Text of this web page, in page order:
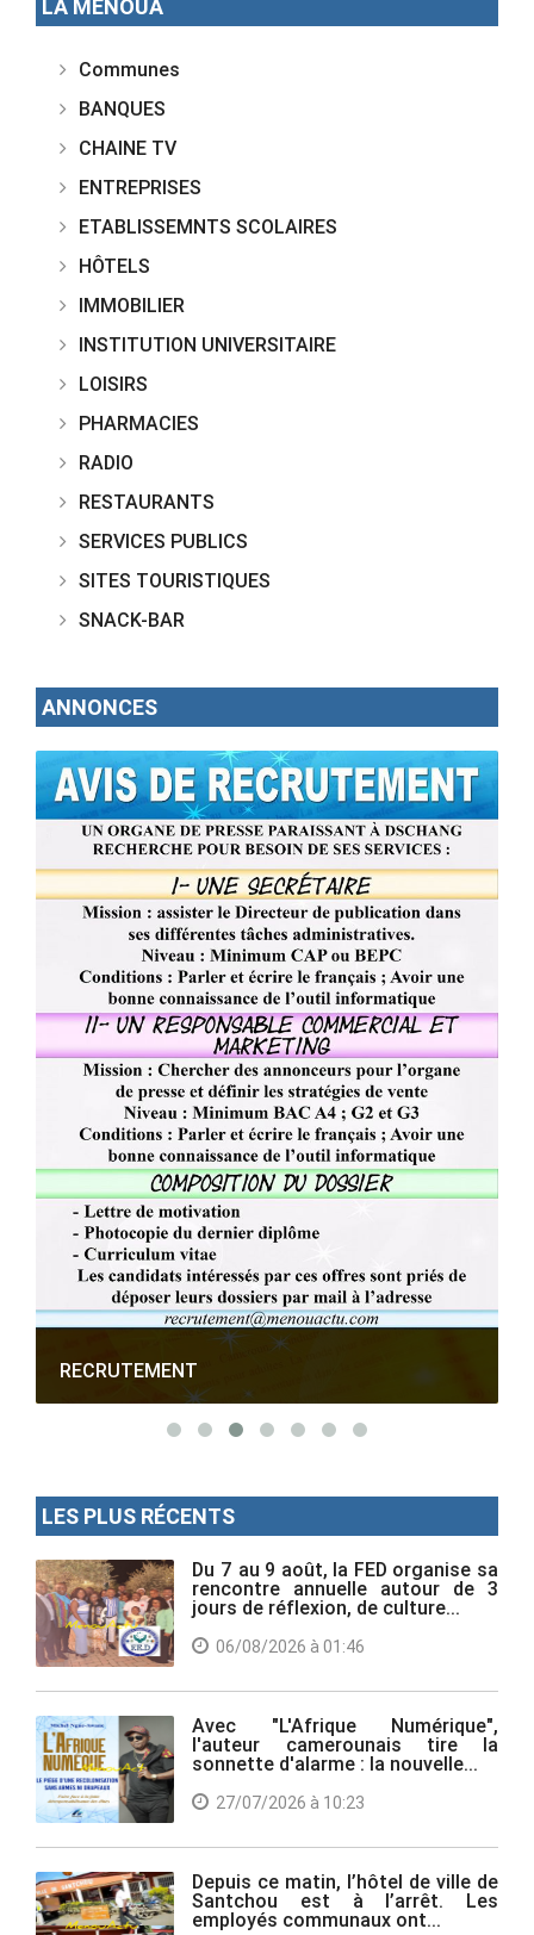
LA MENOUA
Communes
BANQUES
CHAINE TV
ENTREPRISES
ETABLISSEMNTS SCOLAIRES
HÔTELS
IMMOBILIER
INSTITUTION UNIVERSITAIRE
LOISIRS
PHARMACIES
RADIO
RESTAURANTS
SERVICES PUBLICS
SITES TOURISTIQUES
SNACK-BAR
ANNONCES
RECRUTEMENT
LES PLUS RÉCENTS
Du 7 au 9 août, la FED organise sa
rencontre annuelle autour de 3
jours de réflexion, de culture...
06/08/2026 à 01:46
Avec "L'Afrique Numérique",
l'auteur camerounais tire la
sonnette d'alarme : la nouvelle...
27/07/2026 à 10:23
Depuis ce matin, l’hôtel de ville de
Santchou est à l’arrêt. Les
employés communaux ont...